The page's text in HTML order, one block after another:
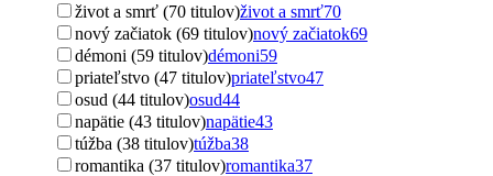
život a smrť (70 titulov)život a smrť70
nový začiatok (69 titulov)nový začiatok69
démoni (59 titulov)démoni59
priateľstvo (47 titulov)priateľstvo47
osud (44 titulov)osud44
napätie (43 titulov)napätie43
túžba (38 titulov)túžba38
romantika (37 titulov)romantika37